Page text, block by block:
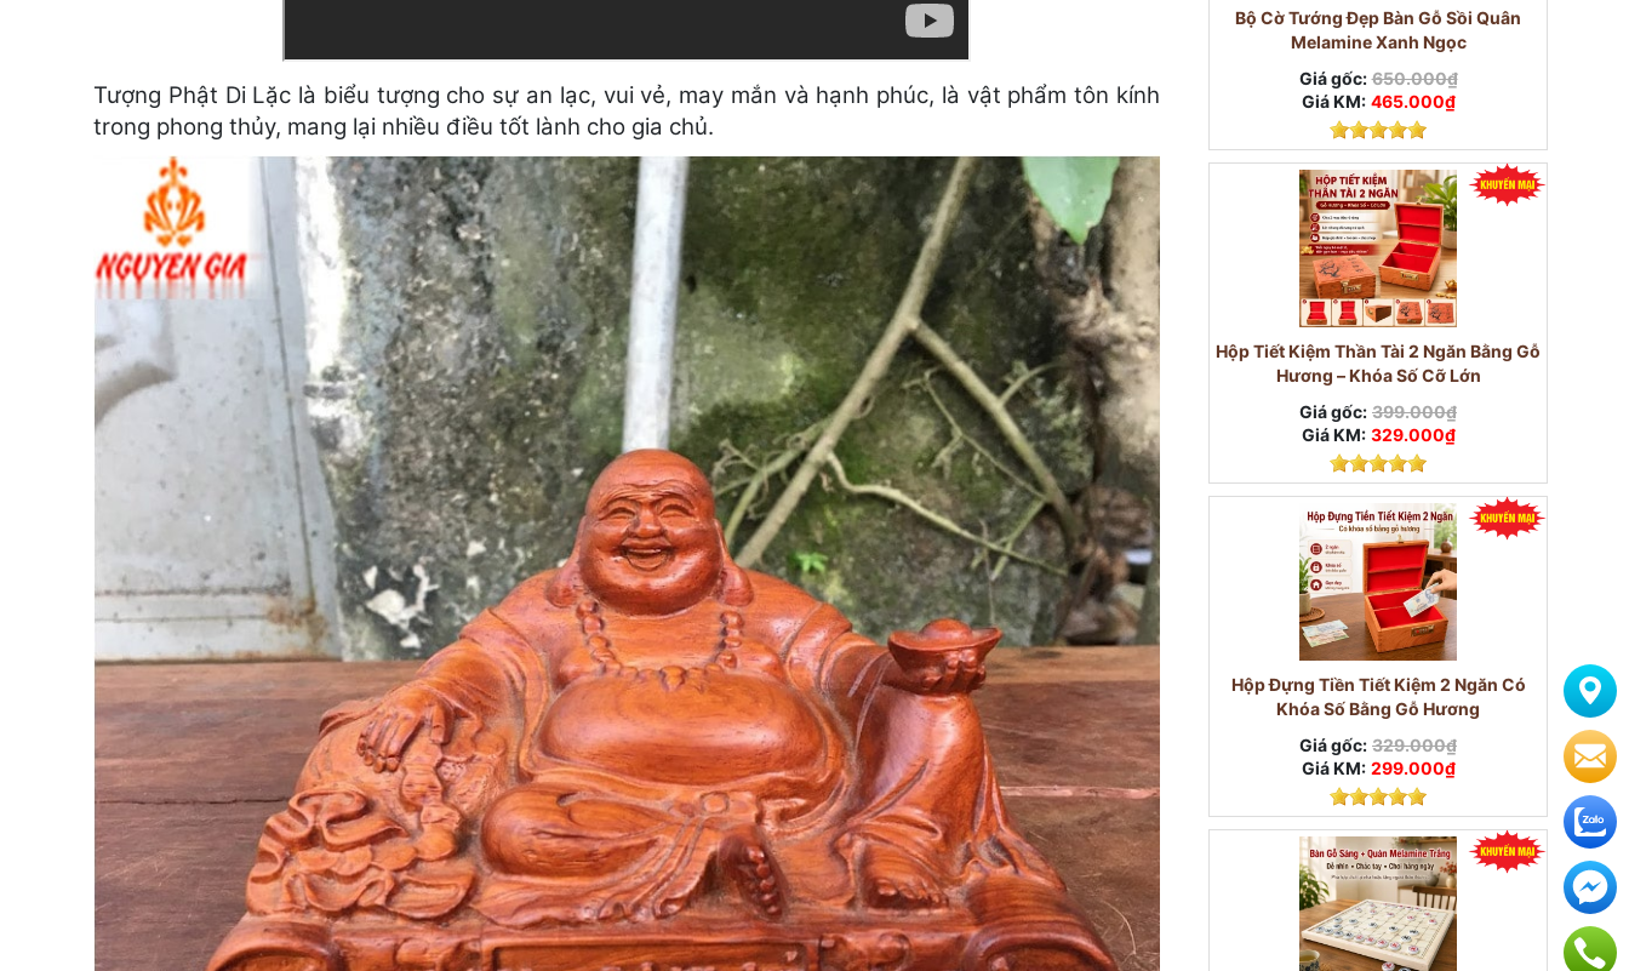
Tượng Phật Di Lặc là biểu tượng cho sự an lạc, vui vẻ, may mắn và hạnh phúc, là vật phẩm tôn kính
trong phong thủy, mang lại nhiều điều tốt lành cho gia chủ.
Bộ Cờ Tướng Đẹp Bàn Gỗ Sồi Quân
Melamine Xanh Ngọc
Giá gốc: 650.000₫
Giá KM: 465.000₫
Hộp Tiết Kiệm Thần Tài 2 Ngăn Bằng Gỗ
Hương – Khóa Số Cỡ Lớn
Giá gốc: 399.000₫
Giá KM: 329.000₫
Hộp Đựng Tiền Tiết Kiệm 2 Ngăn Có
Khóa Số Bằng Gỗ Hương
Giá gốc: 329.000₫
Giá KM: 299.000₫